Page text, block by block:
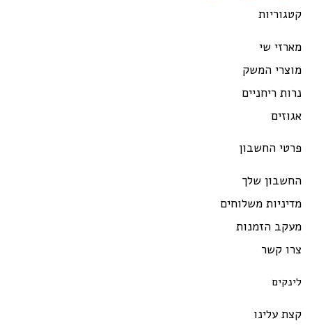
קטגוריות
מארזי שי
מוצרי המשק
נרות ריחניים
אגוזים
פרטי החשבון
החשבון שלך
מדיניות משלוחים
מעקב הזמנות
צרו קשר
לינקים
קצת עלינו